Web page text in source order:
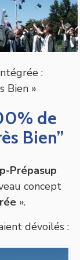
:
Bien »
de
Bien”
Prépasup
concept
».
dévoilés :